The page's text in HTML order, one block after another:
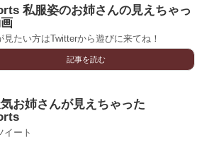
私服姿のお姉さんの見えちゃっ
見たい方はTwitterから遊びに来てね！
記事を読む
お姉さんが見えちゃった
イート